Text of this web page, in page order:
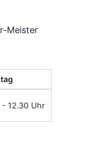
Meister
- 12.30 Uhr